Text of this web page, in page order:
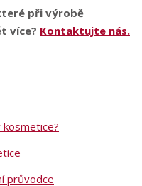
při výrobě
více? Kontaktujte nás.
průvodce